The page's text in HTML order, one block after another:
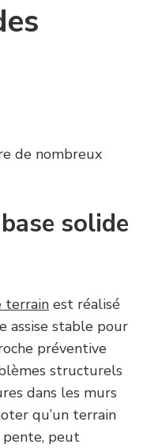
de nombreux
solide
terrain est réalisé
assise stable pour
préventive
structurels
dans les murs
qu’un terrain
pente, peut